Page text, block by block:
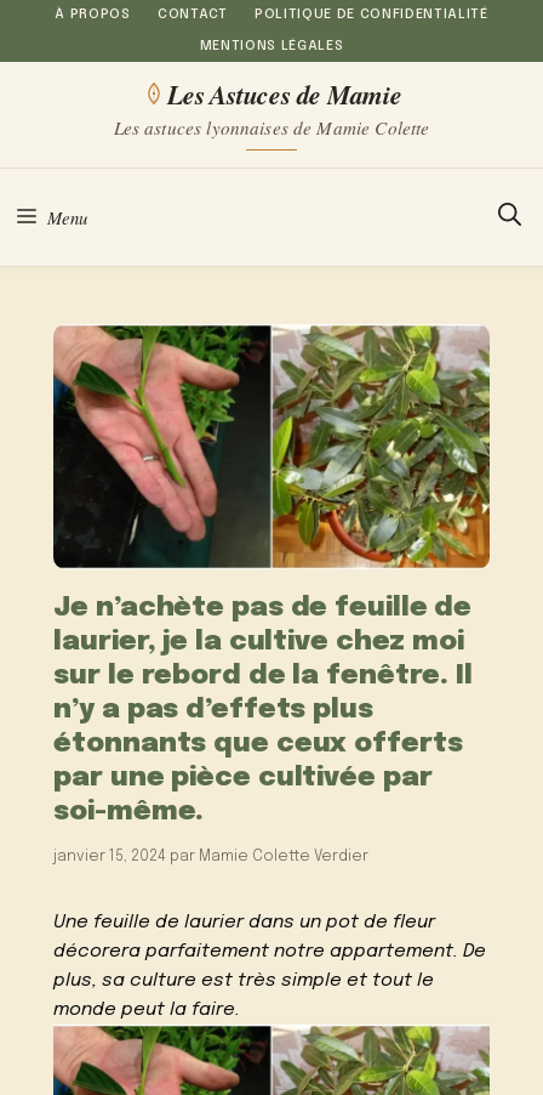
Aller
au
À PROPOS CONTACT POLITIQUE DE CONFIDENTIALITÉ
MENTIONS LÉGALES
Les Astuces de Mamie
Les astuces lyonnaises de Mamie Colette
Menu
Je n’achète pas de feuille de
laurier, je la cultive chez moi
sur le rebord de la fenêtre. Il
n’y a pas d’effets plus
étonnants que ceux offerts
par une pièce cultivée par
soi-même.
janvier 15, 2024 par Mamie Colette Verdier
Une feuille de laurier dans un pot de fleur
décorera parfaitement notre appartement. De
plus, sa culture est très simple et tout le
monde peut la faire.